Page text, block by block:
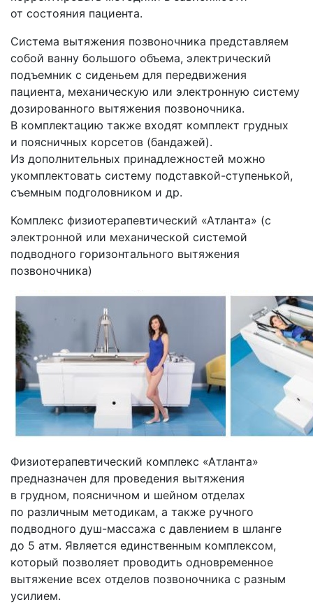
от состояния пациента.
Система вытяжения позвоночника представляем
собой ванну большого объема, электрический
подъемник с сиденьем для передвижения
пациента, механическую или электронную систему
дозированного вытяжения позвоночника.
В комплектацию также входят комплект грудных
и поясничных корсетов (бандажей).
Из дополнительных принадлежностей можно
укомплектовать систему подставкой-ступенькой,
съемным подголовником и др.
Комплекс физиотерапевтический «Атланта» (с
электронной или механической системой
подводного горизонтального вытяжения
позвоночника)
Физиотерапевтический комплекс «Атланта»
предназначен для проведения вытяжения
в грудном, поясничном и шейном отделах
по различным методикам, а также ручного
подводного душ-массажа с давлением в шланге
до 5 атм. Является единственным комплексом,
который позволяет проводить одновременное
вытяжение всех отделов позвоночника с разным
усилием.